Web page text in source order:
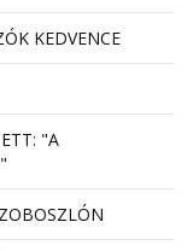
KEDVENCE
"A